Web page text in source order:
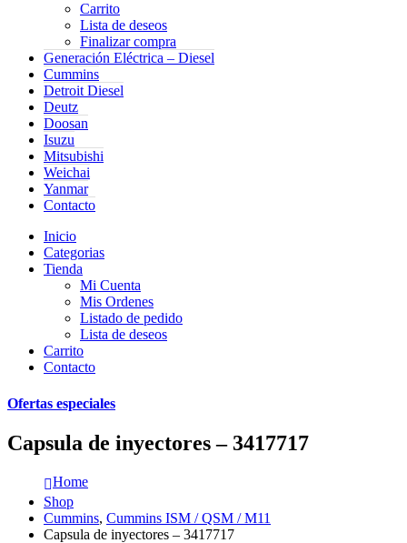
Carrito
Lista de deseos
Finalizar compra
Generación Eléctrica – Diesel
Cummins
Detroit Diesel
Deutz
Doosan
Isuzu
Mitsubishi
Weichai
Yanmar
Contacto
Inicio
Categorias
Tienda
Mi Cuenta
Mis Ordenes
Listado de pedido
Lista de deseos
Carrito
Contacto
Ofertas especiales
Capsula de inyectores – 3417717
Home
Shop
Cummins, Cummins ISM / QSM / M11
Capsula de inyectores – 3417717